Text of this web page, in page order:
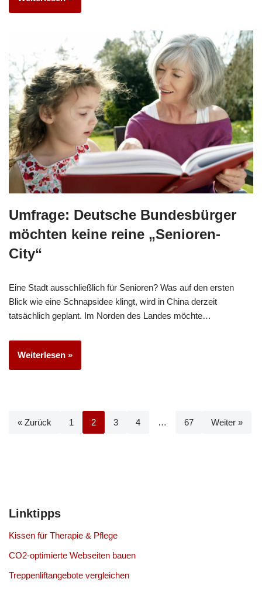
Umfrage: Deutsche Bundesbürger
möchten keine reine „Senioren-
City“
Eine Stadt ausschließlich für Senioren? Was auf den ersten
Blick wie eine Schnapsidee klingt, wird in China derzeit
tatsächlich geplant. Im Norden des Landes möchte…
Weiterlesen »
« Zurück 1 2 3 4 … 67 Weiter »
Linktipps
Kissen für Therapie & Pflege
CO2-optimierte Webseiten bauen
Treppenliftangebote vergleichen